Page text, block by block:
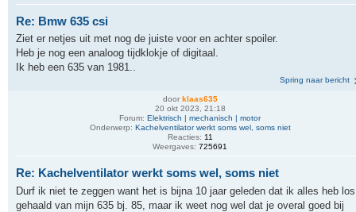
Re: Bmw 635 csi
Ziet er netjes uit met nog de juiste voor en achter spoiler.
Heb je nog een analoog tijdklokje of digitaal.
Ik heb een 635 van 1981..
Spring naar bericht
door klaas635
20 okt 2023, 21:18
Forum: Elektrisch | mechanisch | motor
Onderwerp: Kachelventilator werkt soms wel, soms niet
Reacties: 11
Weergaves: 725691
Re: Kachelventilator werkt soms wel, soms niet
Durf ik niet te zeggen want het is bijna 10 jaar geleden dat ik alles heb los
gehaald van mijn 635 bj. 85, maar ik weet nog wel dat je overal goed bij